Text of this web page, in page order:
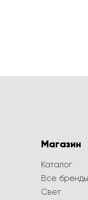
Магазин
Каталог
Все бренды
Свет